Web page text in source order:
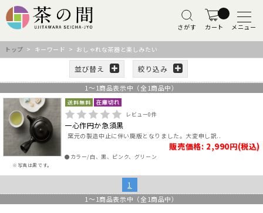
さがす カート メニュー
トップ > キーワード > おしゃれな茶器と楽しみたい
並び替え 絞り込み
1 ～ 1商品表示中（全 1商品中）
※写真は黒です。
レビュー0件
一心作円か急須黒
窯元の製造中止に伴い廃版となりました。大変申し訳..
販売価格: 2,990円(税込)
●カラー/白、黒、ピンク、グリーン
1
1 ～ 1商品表示中（全 1商品中）